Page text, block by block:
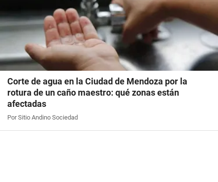
Corte de agua en la Ciudad de Mendoza por la
rotura de un caño maestro: qué zonas están
afectadas
Por Sitio Andino Sociedad